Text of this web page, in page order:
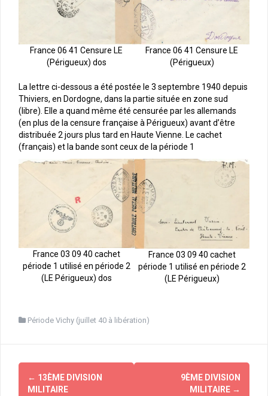
France 06 41 Censure LE
(Périgueux) dos
France 06 41 Censure LE
(Périgueux)
La lettre ci-dessous a été postée le 3 septembre 1940 depuis
Thiviers, en Dordogne, dans la partie située en zone sud
(libre). Elle a quand même été censurée par les allemands
(en plus de la censure française à Périgueux) avant d’être
distribuée 2 jours plus tard en Haute Vienne. Le cachet
(français) et la bande sont ceux de la période 1
France 03 09 40 cachet
période 1 utilisé en période 2
(LE Périgueux) dos
France 03 09 40 cachet
période 1 utilisé en période 2
(LE Périgueux)
Période Vichy (juillet 40 à libération)
Navigation
← 13ÈME DIVISION
MILITAIRE
9ÈME DIVISION
MILITAIRE →